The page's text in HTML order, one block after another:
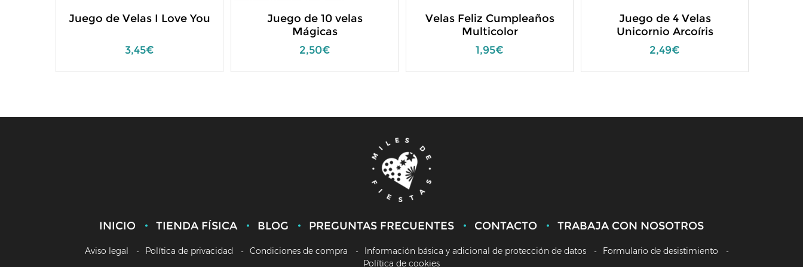
Juego de Velas I Love You
3,45€
Juego de 10 velas
Mágicas
2,50€
Velas Feliz Cumpleaños
Multicolor
1,95€
Juego de 4 Velas
Unicornio Arcoíris
2,49€
INICIO TIENDA FÍSICA BLOG PREGUNTAS FRECUENTES CONTACTO TRABAJA CON NOSOTROS
Aviso legal Política de privacidad Condiciones de compra Información básica y adicional de protección de datos
Formulario de desistimiento
Política de cookies